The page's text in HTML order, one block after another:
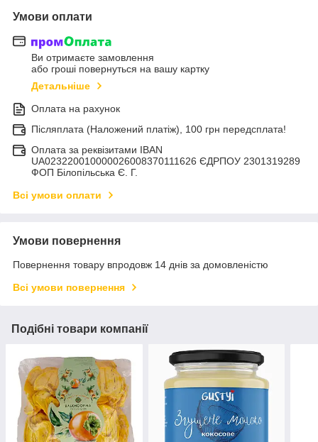
Умови оплати
Ви отримаєте замовлення
або гроші повернуться на вашу картку
Детальніше
Оплата на рахунок
Післяплата (Наложений платіж), 100 грн передсплата!
Оплата за реквізитами IBAN
UA023220010000026008370111626 ЄДРПОУ 2301319289
ФОП Білопільська Є. Г.
Всі умови оплати
Умови повернення
Повернення товару впродовж 14 днів за домовленістю
Всі умови повернення
Подібні товари компанії